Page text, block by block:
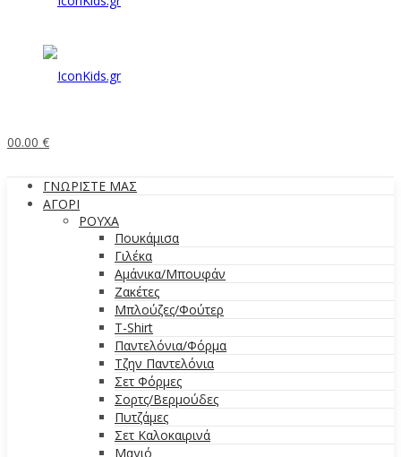
00.00 €
ΓΝΩΡΙΣΤΕ ΜΑΣ
ΑΓΟΡΙ
ΡΟΥΧΑ
Πουκάμισα
Γιλέκα
Αμάνικα/Μπουφάν
Ζακέτες
Μπλούζες/Φούτερ
T-Shirt
Παντελόνια/Φόρμα
Τζην Παντελόνια
Σετ Φόρμες
Σορτς/Βερμούδες
Πυτζάμες
Σετ Καλοκαιρινά
Μαγιό